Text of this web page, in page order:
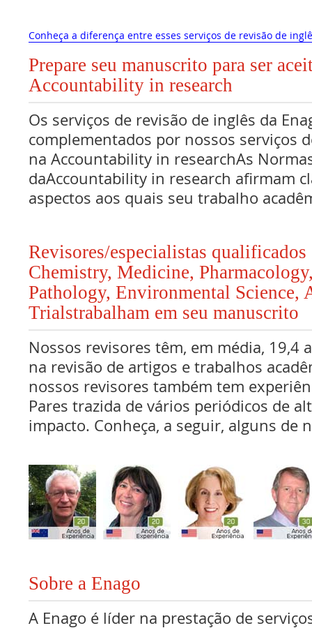
Conheça a diferença entre esses serviços de revisão de
Prepare seu manuscrito para ser
Accountability in research
Os serviços de revisão de inglês da
complementados por nossos serviços
na Accountability in researchAs
daAccountability in research afirmam
aspectos aos quais seu trabalho
Revisores/especialistas
Chemistry, Medicine,
Pathology, Environmental Science,
Trialstrabalham em seu manuscrito
Nossos revisores têm, em média, 19,4
na revisão de artigos e trabalhos
nossos revisores também tem
Pares trazida de vários periódicos de
impacto. Conheça, a seguir, alguns de
Sobre a Enago
A Enago é líder na prestação de